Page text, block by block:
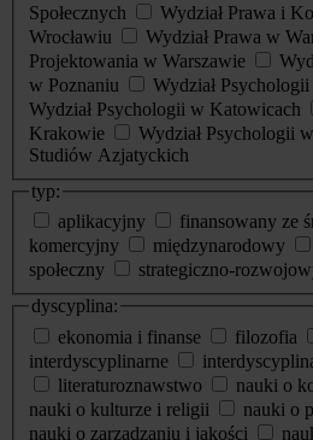
Społecznych
Wydział Prawa i
Wrocławiu
Wydział Prawa w
Projektowania w Warszawie
w Poznaniu
Wydział
Wydział Psychologii w Katowicach
Krakowie
Wydział Psychologii
Studiów Azjatyckich
typ:
aplikacyjny
finansowany ze
komercyjny
międzynarodowy
społeczny
strategiczno-
dyscyplina:
ekonomia i finanse
filozofia
interdyscyplinarne
literaturoznawstwo
nauki o
nauki o kulturze i religii
nauki o
nauki o zarządzaniu i jakości